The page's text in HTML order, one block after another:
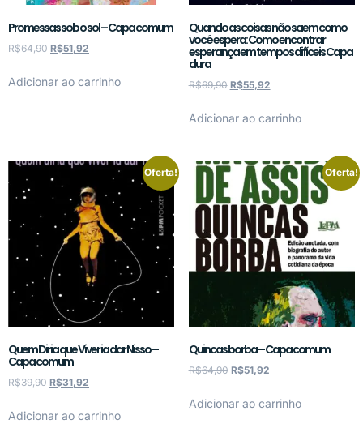
Promessas sob o sol – Capa comum
R$64,90 R$51,92
Adicionar ao carrinho
Quando as coisas não saem como
você espera: Como encontrar
esperança em tempos difíceis Capa
dura
R$69,90 R$55,92
Adicionar ao carrinho
Oferta!
Quem Diria que Viver ia dar Nisso –
Capa comum
R$39,90 R$31,92
Adicionar ao carrinho
Oferta!
Quincas borba – Capa comum
R$64,90 R$51,92
Adicionar ao carrinho